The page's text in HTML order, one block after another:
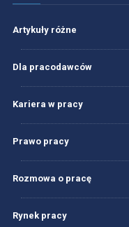
Artykuły różne
Dla pracodawców
Kariera w pracy
Prawo pracy
Rozmowa o pracę
Rynek pracy